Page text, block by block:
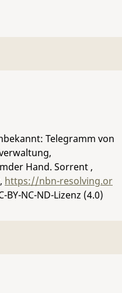
Telegramm von
Hand. Sorrent ,
, https://nbn-resolving.or
BY-NC-ND-Lizenz (4.0)